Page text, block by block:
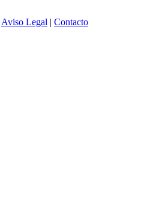
Aviso Legal | Contacto